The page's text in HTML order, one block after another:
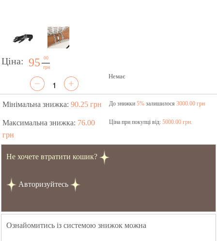
Ціна: 95
00
грн
Немає
Мінімальна знижка: 90.25 грн До знижки 5%залишилося 3000.00 грн
Максимальна знижка: 76.00
грн
Ціна при покупці від: 5000.00 грн.
Не хочете втратити кошик?
Авторизуйтесь
Ознайомитись із системою знижок можна